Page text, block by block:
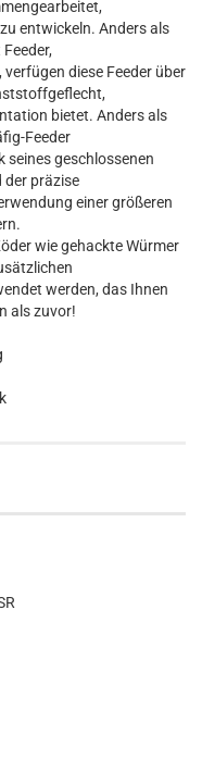
entwickeln. Anders als
diese Feeder über
bietet. Anders als
Feeder
seines geschlossenen
präzise
einer größeren
wie gehackte Würmer
werden, das Ihnen
als zuvor!